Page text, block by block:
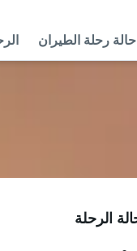
حالة رحلة الطيران